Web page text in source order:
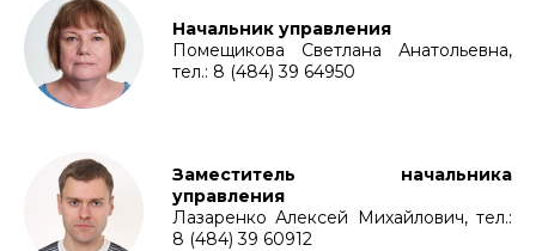
Начальник управления
Помещикова Светлана Анатольевна,
тел.: 8 (484) 39 64950
Заместитель начальника
управления
Лазаренко Алексей Михайлович, тел.:
8 (484) 39 60912